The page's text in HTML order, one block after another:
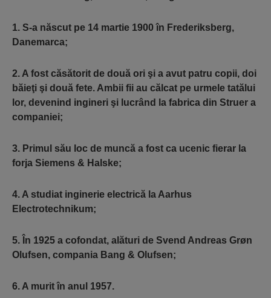
1. S-a născut pe 14 martie 1900 în Frederiksberg,
Danemarca;
2. A fost căsătorit de două ori şi a avut patru copii, doi
băieţi şi două fete. Ambii fii au călcat pe urmele tatălui
lor, devenind ingineri şi lucrând la fabrica din Struer a
companiei;
3. Primul său loc de muncă a fost ca ucenic fierar la
forja Siemens & Halske;
4. A studiat inginerie electrică la Aarhus
Electrotechnikum;
5. În 1925 a cofondat, alături de Svend Andreas Grøn
Olufsen, compania Bang & Olufsen;
6. A murit în anul 1957.